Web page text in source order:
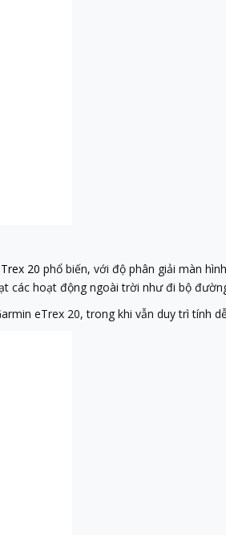
20 phổ biến, với độ phân giải màn
hoạt động ngoài trời như đi bộ
eTrex 20, trong khi vẫn duy trì tính